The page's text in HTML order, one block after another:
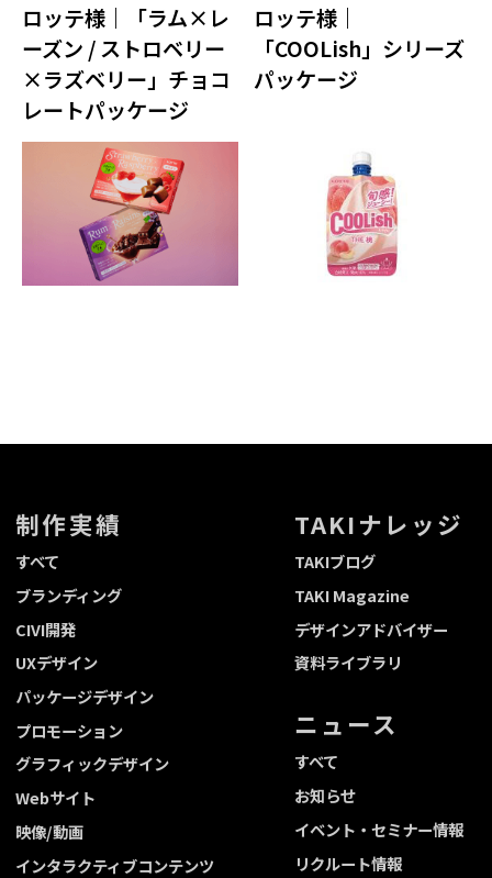
ロッテ様｜「ラム×レ
ーズン / ストロベリー
×ラズベリー」チョコ
レートパッケージ
ロッテ様｜
「COOLish」シリーズ
パッケージ
制作実績
すべて
ブランディング
CIVI開発
UXデザイン
パッケージデザイン
プロモーション
グラフィックデザイン
Webサイト
映像/動画
インタラクティブコンテンツ
TAKIナレッジ
TAKIブログ
TAKI Magazine
デザインアドバイザー
資料ライブラリ
ニュース
すべて
お知らせ
イベント・セミナー情報
リクルート情報